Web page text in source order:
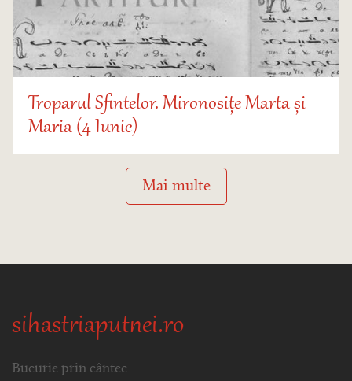
Troparul Sfintelor. Mironosițe Marta și
Maria (4 Iunie)
Mai multe
sihastriaputnei.ro
Bucurie prin cântec